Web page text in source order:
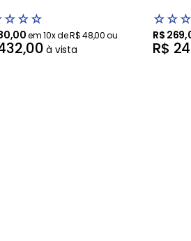
☆☆☆
,00em10x deR$48,00ou
,00 à vista
☆☆☆
R$ 269,
R$